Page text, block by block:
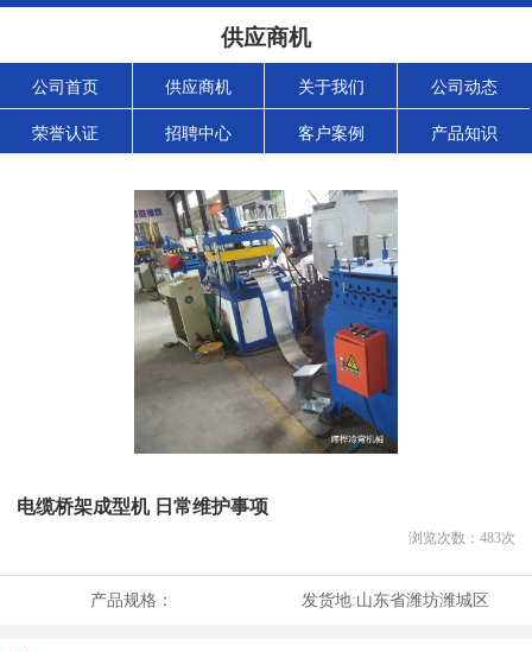
供应商机
公司首页 供应商机 关于我们 公司动态
荣誉认证 招聘中心 客户案例 产品知识
电缆桥架成型机 日常维护事项
浏览次数： 483次
产品规格： 发货地:山东省潍坊潍城区